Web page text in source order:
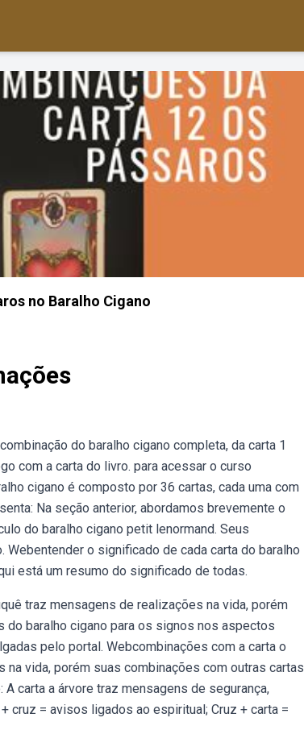
no Baralho Cigano
do baralho cigano completa, da carta 1
com a carta do livro. para acessar o curso
cigano é composto por 36 cartas, cada uma com
Na seção anterior, abordamos brevemente o
do baralho cigano petit lenormand. Seus
o significado de cada carta do baralho
está um resumo do significado de todas.
traz mensagens de realizações na vida, porém
baralho cigano para os signos nos aspectos
pelo portal. Webcombinações com a carta o
vida, porém suas combinações com outras cartas
carta a árvore traz mensagens de segurança,
cruz = avisos ligados ao espiritual; Cruz + carta =